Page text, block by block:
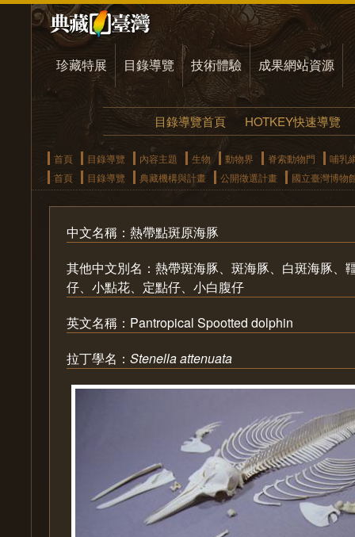
珍藏特展 目錄導覽 技術體驗 成果網站資源
目錄導覽首頁 HOTKEY快速導覽
首頁 目錄導覽 內容主題 生物 動物界 脊索動物門
哺乳
首頁
目錄導覽 典藏機構與計畫 公開徵選計畫 國立臺灣博物
中文名稱：熱帶點斑原海豚
其他中文別名：熱帶斑海豚、斑海豚、白斑海豚
仔、小點花、定點仔、小白腹仔
英文名稱：Pantropical Spootted dolphin
拉丁學名： Stenella attenuata